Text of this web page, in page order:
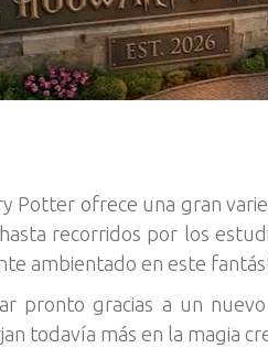
Potter ofrece una gran
recorridos por los
ambientado en este
pronto gracias a un
todavía más en la magia